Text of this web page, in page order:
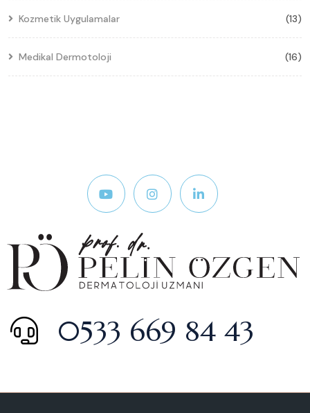
Kozmetik Uygulamalar (13)
Medikal Dermotoloji (16)
0533 669 84 43